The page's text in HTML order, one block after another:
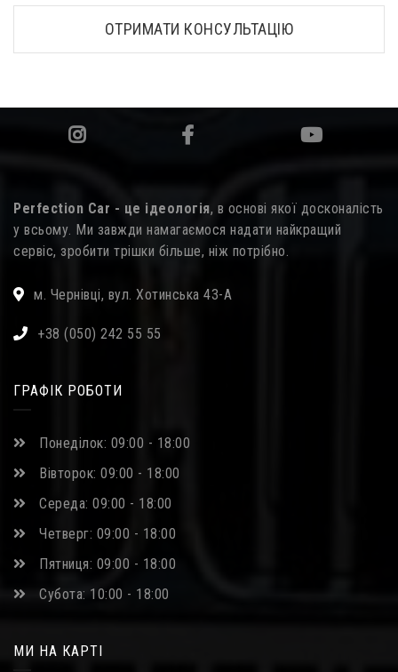
ОТРИМАТИ КОНСУЛЬТАЦІЮ
Perfection Car - це ідеологія, в основі якої досконалість
у всьому. Ми завжди намагаємося надати найкращий
сервіс, зробити трішки більше, ніж потрібно.
м. Чернівці, вул. Хотинська 43-А
+38 (050) 242 55 55
ГРАФІК РОБОТИ
Понеділок: 09:00 - 18:00
Вівторок: 09:00 - 18:00
Середа: 09:00 - 18:00
Четверг: 09:00 - 18:00
Пятниця: 09:00 - 18:00
Субота: 10:00 - 18:00
МИ НА КАРТІ